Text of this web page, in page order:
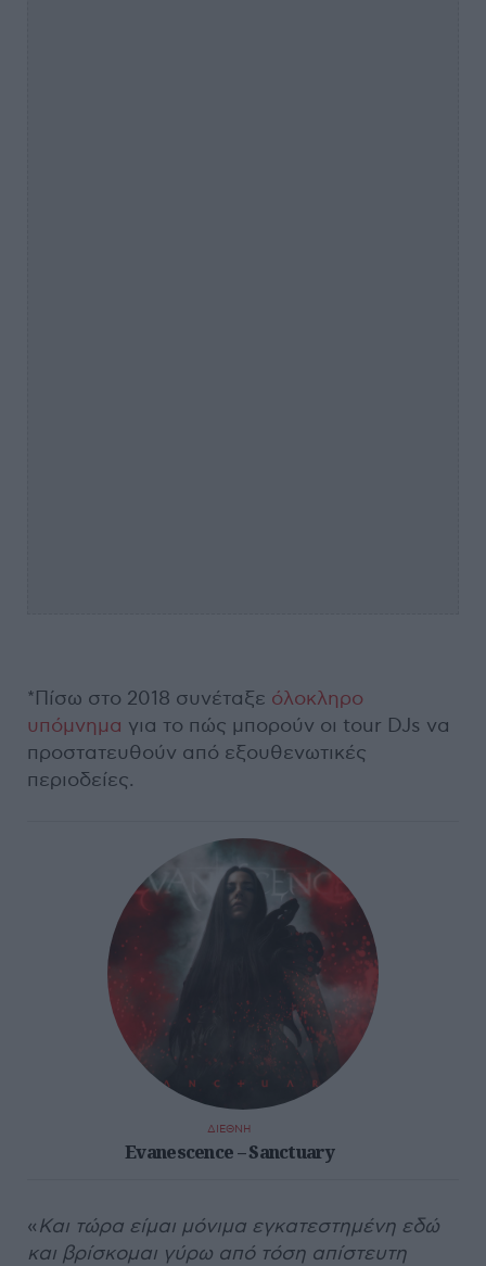
*Πίσω στο 2018 συνέταξε όλοκληρο
υπόμνημα για το πώς μπορούν οι tour DJs να
προστατευθούν από εξουθενωτικές
περιοδείες.
ΔΙΕΘΝΗ
Evanescence – Sanctuary
«Και τώρα είμαι μόνιμα εγκατεστημένη εδώ
και βρίσκομαι γύρω από τόση απίστευτη